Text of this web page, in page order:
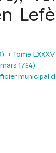
Tome
1794)
municipal